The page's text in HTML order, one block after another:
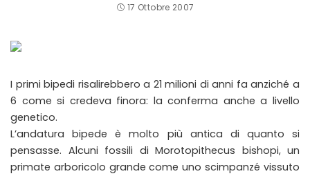
17 Ottobre 2007
I primi bipedi risalirebbero a 21 milioni di anni fa anziché a
6 come si credeva finora: la conferma anche a livello
genetico.
L’andatura bipede è molto più antica di quanto si
pensasse. Alcuni fossili di Morotopithecus bishopi, un
primate arboricolo grande come uno scimpanzé vissuto